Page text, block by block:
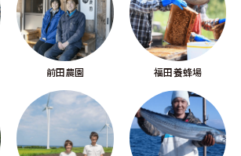
前田農園 福田養蜂場